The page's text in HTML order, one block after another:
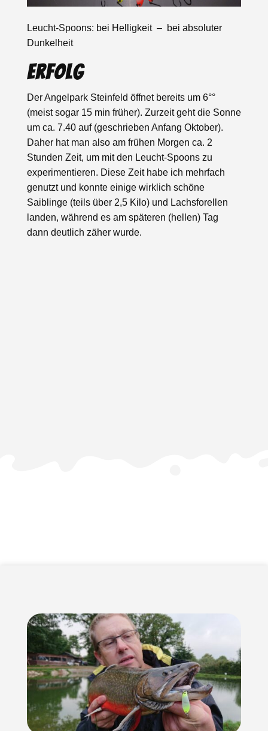
Leucht-Spoons: bei Helligkeit – bei absoluter
Dunkelheit
Erfolg
Der Angelpark Steinfeld öffnet bereits um 6°°
(meist sogar 15 min früher). Zurzeit geht die Sonne
um ca. 7.40 auf (geschrieben Anfang Oktober).
Daher hat man also am frühen Morgen ca. 2
Stunden Zeit, um mit den Leucht-Spoons zu
experimentieren. Diese Zeit habe ich mehrfach
genutzt und konnte einige wirklich schöne
Saiblinge (teils über 2,5 Kilo) und Lachsforellen
landen, während es am späteren (hellen) Tag
dann deutlich zäher wurde.